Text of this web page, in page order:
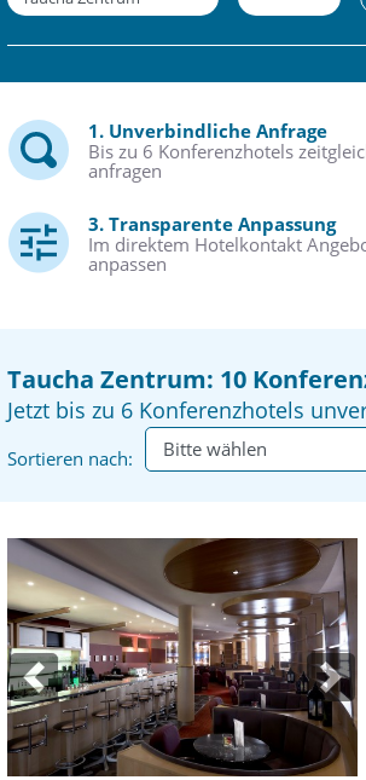
1. Unverbindliche Anfrage
Bis zu 6 Konferenzhotels
anfragen
3. Transparente Anpassung
Im direktem Hotelkontakt
anpassen
Taucha Zentrum: 10
Jetzt bis zu 6 Konferenzhotels
Sortieren nach:
Previous Next